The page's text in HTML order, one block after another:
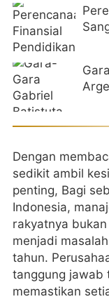
Dengan
sedikit ambil
penting, Bagi
Indonesia,
rakyatnya
menjadi
tahun.
tanggung jawab
memastikan